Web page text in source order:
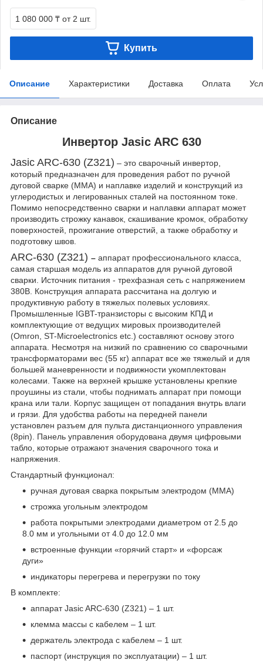
1 080 000 ₸ от 2 шт.
Купить
Описание Характеристики Доставка Оплата
Описание
Инвертор Jasic ARC 630
Jasic ARC-630 (Z321) – это сварочный инвертор,
который предназначен для проведения работ по ручной
дуговой сварке (MMA) и наплавке изделий и конструкций из
углеродистых и легированных сталей на постоянном токе.
Помимо непосредственно сварки и наплавки аппарат может
производить строжку канавок, скашивание кромок, обработку
поверхностей, прожигание отверстий, а также обработку и
подготовку швов.
ARC-630 (Z321) – аппарат профессионального класса,
самая старшая модель из аппаратов для ручной дуговой
сварки. Источник питания - трехфазная сеть с напряжением
380В. Конструкция аппарата рассчитана на долгую и
продуктивную работу в тяжелых полевых условиях.
Промышленные IGBT-транзисторы с высоким КПД и
комплектующие от ведущих мировых производителей
(Omron, ST-Microelectronics etc.) составляют основу этого
аппарата. Несмотря на низкий по сравнению со сварочными
трансформаторами вес (55 кг) аппарат все же тяжелый и для
большей маневренности и подвижности укомплектован
колесами. Также на верхней крышке установлены крепкие
проушины из стали, чтобы поднимать аппарат при помощи
крана или тали. Корпус защищен от попадания внутрь влаги
и грязи. Для удобства работы на передней панели
установлен разъем для пульта дистанционного управления
(8pin). Панель управления оборудована двумя цифровыми
табло, которые отражают значения сварочного тока и
напряжения.
Стандартный функционал:
ручная дуговая сварка покрытым электродом (MMA)
строжка угольным электродом
работа покрытыми электродами диаметром от 2.5 до
8.0 мм и угольными от 4.0 до 12.0 мм
встроенные функции «горячий старт» и «форсаж
дуги»
индикаторы перегрева и перегрузки по току
В комплекте:
аппарат Jasic ARC-630 (Z321) – 1 шт.
клемма массы с кабелем – 1 шт.
держатель электрода с кабелем – 1 шт.
паспорт (инструкция по эксплуатации) – 1 шт.